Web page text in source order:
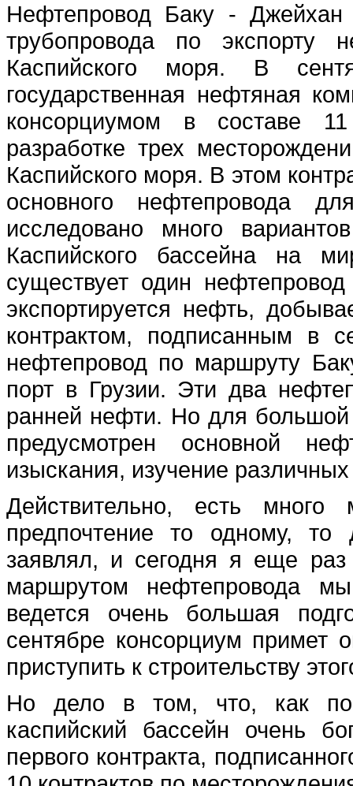
Нефтепровод Баку -
трубопровода по экспорту
Каспийского моря. В
государственная нефтяная
консорциумом в составе
разработке трех
Каспийского моря. В этом
основного нефтепровода
исследовано много
Каспийского бассейна на
существует один
экспортируется нефть,
контрактом, подписанным в
нефтепровод по маршруту
порт в Грузии. Эти два
ранней нефти. Но для
предусмотрен основной
изыскания, изучение
Действительно, есть
предпочтение то одному,
заявлял, и сегодня я еще
маршрутом нефтепровода
ведется очень большая
сентябре консорциум примет
приступить к строительству
Но дело в том, что, как
каспийский бассейн очень
первого контракта,